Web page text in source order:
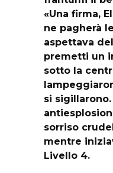
«Una firma,
ne pagherà
aspettava
premetti un
sotto la
si
sorriso
mentre
Livello 4.